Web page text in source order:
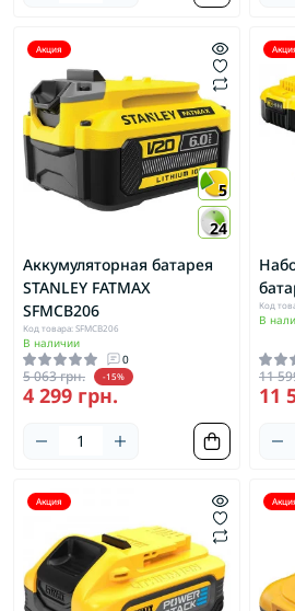
Акция
5
24
Аккумуляторная батарея
STANLEY FATMAX
SFMCB206
Код товара: SFMCB206
В наличии
0
5 063 грн. -15%
4 299 грн.
Код
В
11
11
Акция